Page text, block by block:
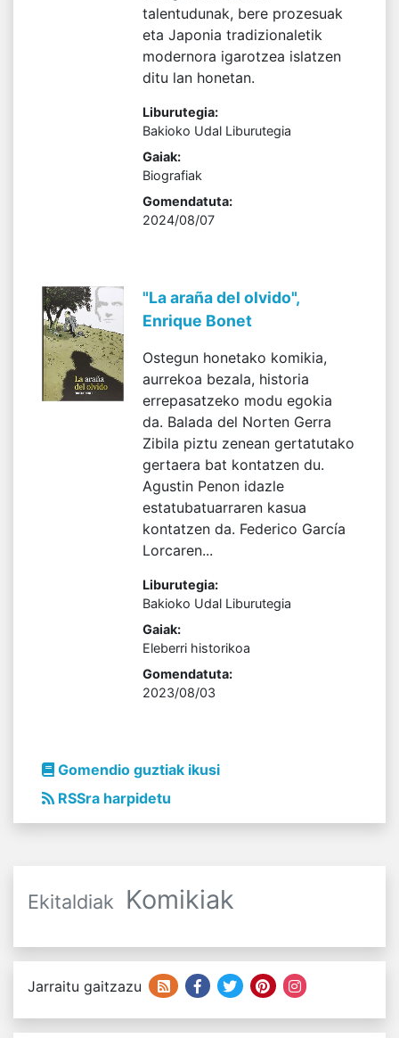
talentudunak, bere prozesuak
eta Japonia tradizionaletik
modernora igarotzea islatzen
ditu lan honetan.
Liburutegia:
Bakioko Udal Liburutegia
Gaiak:
Biografiak
Gomendatuta:
2024/08/07
"La araña del olvido",
Enrique Bonet
Ostegun honetako komikia,
aurrekoa bezala, historia
errepasatzeko modu egokia
da. Balada del Norten Gerra
Zibila piztu zenean gertatutako
gertaera bat kontatzen du.
Agustin Penon idazle
estatubatuarraren kasua
kontatzen da. Federico García
Lorcaren...
Liburutegia:
Bakioko Udal Liburutegia
Gaiak:
Eleberri historikoa
Gomendatuta:
2023/08/03
Gomendio guztiak ikusi
RSSra harpidetu
Ekitaldiak Komikiak
Jarraitu gaitzazu